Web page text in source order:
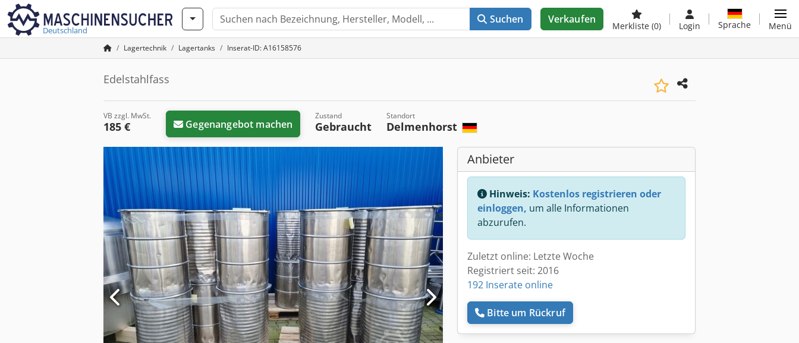
Deutschland
Suchen Verkaufen
Merkliste (0) Login Sprache Menü
Lagertechnik Lagertanks Inserat-ID: A16158576
Edelstahlfass
VB zzgl. MwSt.
185 € Gegenangebot machen
Zustand
Gebraucht
Standort
Delmenhorst
Anbieter
Hinweis: Kostenlos registrieren oder
einloggen, um alle Informationen
abzurufen.
Zuletzt online: Letzte Woche
Registriert seit: 2016
192 Inserate online
Bitte um Rückruf